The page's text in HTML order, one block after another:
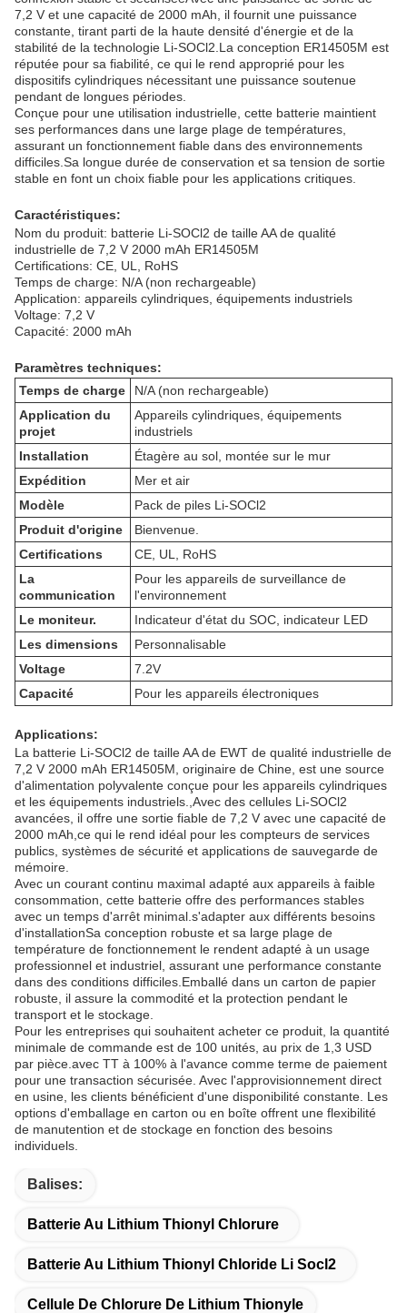
7,2 V et une capacité de 2000 mAh, il fournit une puissance
constante, tirant parti de la haute densité d'énergie et de la
stabilité de la technologie Li-SOCl2.La conception ER14505M est
réputée pour sa fiabilité, ce qui le rend approprié pour les
dispositifs cylindriques nécessitant une puissance soutenue
pendant de longues périodes.
Conçue pour une utilisation industrielle, cette batterie maintient
ses performances dans une large plage de températures,
assurant un fonctionnement fiable dans des environnements
difficiles.Sa longue durée de conservation et sa tension de sortie
stable en font un choix fiable pour les applications critiques.
Caractéristiques:
Nom du produit: batterie Li-SOCl2 de taille AA de qualité
industrielle de 7,2 V 2000 mAh ER14505M
Certifications: CE, UL, RoHS
Temps de charge: N/A (non rechargeable)
Application: appareils cylindriques, équipements industriels
Voltage: 7,2 V
Capacité: 2000 mAh
Paramètres techniques:
Temps de charge
N/A (non rechargeable)
Application du
projet
Appareils cylindriques, équipements
industriels
Installation
Étagère au sol, montée sur le mur
Expédition
Mer et air
Modèle
Pack de piles Li-SOCl2
Produit d'origine
Bienvenue.
Certifications
CE, UL, RoHS
La
communication
Pour les appareils de surveillance de
l'environnement
Le moniteur.
Indicateur d'état du SOC, indicateur LED
Les dimensions
Personnalisable
Voltage
7.2V
Capacité
Pour les appareils électroniques
Applications:
La batterie Li-SOCl2 de taille AA de EWT de qualité industrielle de
7,2 V 2000 mAh ER14505M, originaire de Chine, est une source
d'alimentation polyvalente conçue pour les appareils cylindriques
et les équipements industriels.,Avec des cellules Li-SOCl2
avancées, il offre une sortie fiable de 7,2 V avec une capacité de
2000 mAh,ce qui le rend idéal pour les compteurs de services
publics, systèmes de sécurité et applications de sauvegarde de
mémoire.
Avec un courant continu maximal adapté aux appareils à faible
consommation, cette batterie offre des performances stables
avec un temps d'arrêt minimal.s'adapter aux différents besoins
d'installationSa conception robuste et sa large plage de
température de fonctionnement le rendent adapté à un usage
professionnel et industriel, assurant une performance constante
dans des conditions difficiles.Emballé dans un carton de papier
robuste, il assure la commodité et la protection pendant le
transport et le stockage.
Pour les entreprises qui souhaitent acheter ce produit, la quantité
minimale de commande est de 100 unités, au prix de 1,3 USD
par pièce.avec TT à 100% à l'avance comme terme de paiement
pour une transaction sécurisée. Avec l'approvisionnement direct
en usine, les clients bénéficient d'une disponibilité constante. Les
options d'emballage en carton ou en boîte offrent une flexibilité
de manutention et de stockage en fonction des besoins
individuels.
Balises:
Batterie Au Lithium Thionyl Chlorure
Batterie Au Lithium Thionyl Chloride Li Socl2
Cellule De Chlorure De Lithium Thionyle